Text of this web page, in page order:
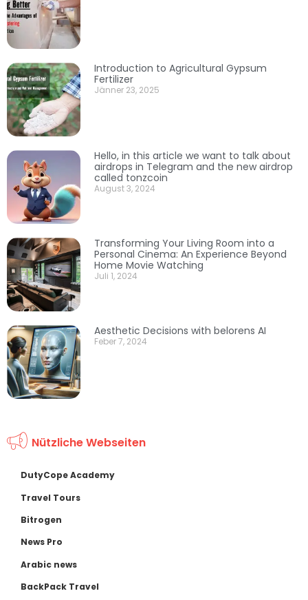
Introduction to Agricultural Gypsum
Fertilizer
Jänner 23, 2025
Hello, in this article we want to talk about
airdrops in Telegram and the new airdrop
called tonzcoin
August 3, 2024
Transforming Your Living Room into a
Personal Cinema: An Experience Beyond
Home Movie Watching
Juli 1, 2024
Aesthetic Decisions with belorens AI
Feber 7, 2024
Nützliche Webseiten
DutyCope Academy
Travel Tours
Bitrogen
News Pro
Arabic news
BackPack Travel